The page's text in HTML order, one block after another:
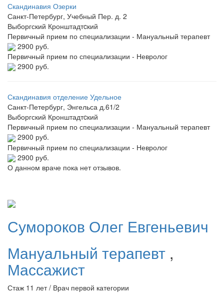
Скандинавия Озерки
Санкт-Петербург, Учебный Пер. д. 2
Выборгский Кронштадтcкий
Первичный прием по специализации - Мануальный терапевт
2900 руб.
Первичный прием по специализации - Невролог
2900 руб.
Скандинавия отделение Удельное
Санкт-Петербург, Энгельса д.61/2
Выборгский Кронштадтcкий
Первичный прием по специализации - Мануальный терапевт
2900 руб.
Первичный прием по специализации - Невролог
2900 руб.
О данном враче пока нет отзывов.
Сумороков Олег Евгеньевич
Мануальный терапевт ,
Массажист
Стаж 11 лет / Врач первой категории